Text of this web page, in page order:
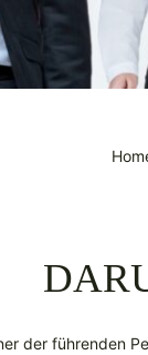
der führenden